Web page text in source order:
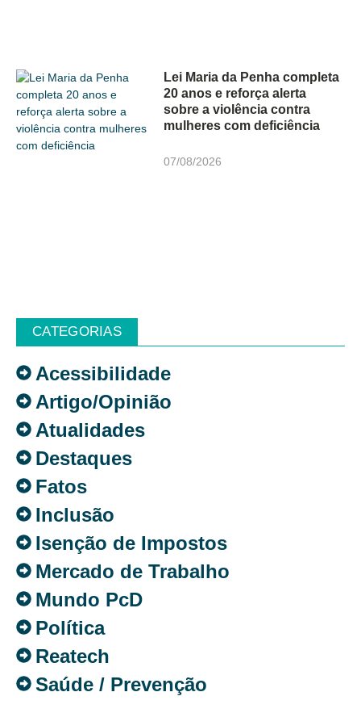
Lei Maria da Penha completa
20 anos e reforça alerta
sobre a violência contra
mulheres com deficiência
07/08/2026
CATEGORIAS
Acessibilidade
Artigo/Opinião
Atualidades
Destaques
Fatos
Inclusão
Isenção de Impostos
Mercado de Trabalho
Mundo PcD
Política
Reatech
Saúde / Prevenção